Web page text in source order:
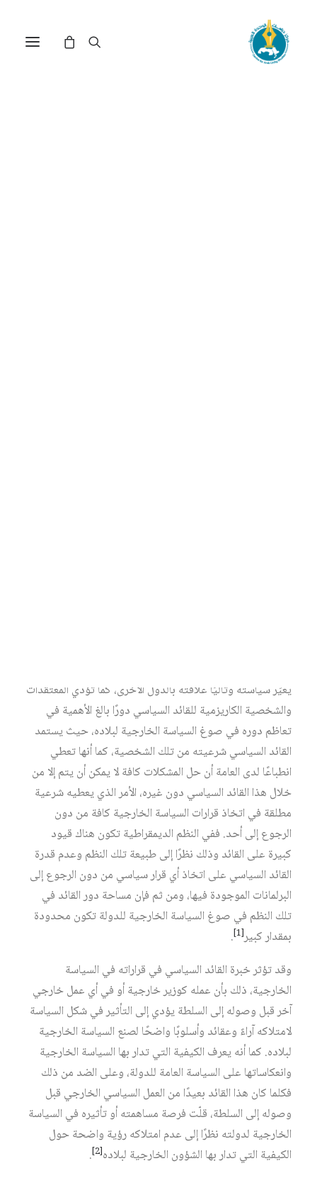
فيدراسات
يغيِّر سياسته وتاليًا علاقته بالدول الأخرى، كما تؤدي المعتقدات
والشخصية الكاريزمية للقائد السياسي دورًا بالغ الأهمية في
تعاظم دوره في صوغ السياسة الخارجية لبلاده، حيث يستمد
القائد السياسي شرعيته من تلك الشخصية، كما أنها تعطي
انطباعًا لدى العامة أن حل المشكلات كافة لا يمكن أن يتم إلا من
خلال هذا القائد السياسي دون غيره، الأمر الذي يعطيه شرعية
مطلقة في اتخاذ قرارات السياسة الخارجية كافة من دون
الرجوع إلى أحد. ففي النظم الديمقراطية تكون هناك قيود
كبيرة على القائد وذلك نظرًا إلى طبيعة تلك النظم وعدم قدرة
القائد السياسي على اتخاذ أي قرار سياسي من دون الرجوع إلى
البرلمانات الموجودة فيها، ومن ثم فإن مساحة دور القائد في
تلك النظم في صوغ السياسة الخارجية للدولة تكون محدودة
بمقدار كبير[1]
.
وقد تؤثر خبرة القائد السياسي في قراراته في السياسة
الخارجية، ذلك بأن عمله كوزير خارجية أو في أي عمل خارجي
آخر قبل وصوله إلى السلطة يؤدي إلى التأثير في شكل السياسة
لامتلاكه آراءً وعقائد وأسلوبًا واضحًا لصنع السياسة الخارجية
لبلاده. كما أنه يعرف الكيفية التي تدار بها السياسة الخارجية
وانعكاساتها على السياسة العامة للدولة، وعلى الضد من ذلك
فكلما كان هذا القائد بعيدًا من العمل السياسي الخارجي قبل
وصوله إلى السلطة، قلّت فرصة مساهمته أو تأثيره في السياسة
الخارجية لدولته نظرًا إلى عدم امتلاكه رؤية واضحة حول
الكيفية التي تدار بها الشؤون الخارجية لبلاده[2]
.